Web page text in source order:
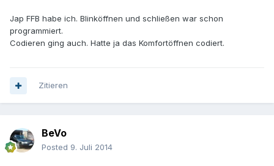
Jap FFB habe ich. Blinköffnen und schließen war schon
programmiert.
Codieren ging auch. Hatte ja das Komfortöffnen codiert.
Zitieren
BeVo
Posted 9. Juli 2014